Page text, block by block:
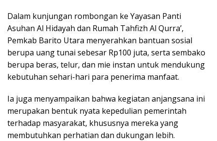
Dalam kunjungan rombongan ke Yayasan Panti
Asuhan Al Hidayah dan Rumah Tahfizh Al Qurra’,
Pemkab Barito Utara menyerahkan bantuan sosial
berupa uang tunai sebesar Rp100 juta, serta sembako
berupa beras, telur, dan mie instan untuk mendukung
kebutuhan sehari-hari para penerima manfaat.
Ia juga menyampaikan bahwa kegiatan anjangsana ini
merupakan bentuk nyata kepedulian pemerintah
terhadap masyarakat, khususnya mereka yang
membutuhkan perhatian dan dukungan lebih.